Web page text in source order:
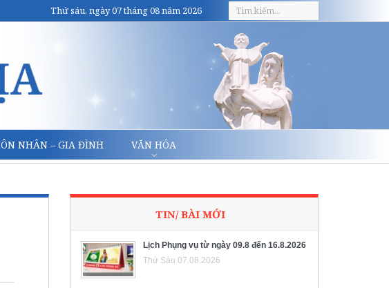
Thứ sáu, ngày 07 tháng 08 năm 2026
NHÂN – GIA ĐÌNH VĂN HÓA
TIN/ BÀI MỚI
Lịch Phụng vụ từ ngày 09.8 đến 16.8.2026
Thứ Sáu 07.08.2026